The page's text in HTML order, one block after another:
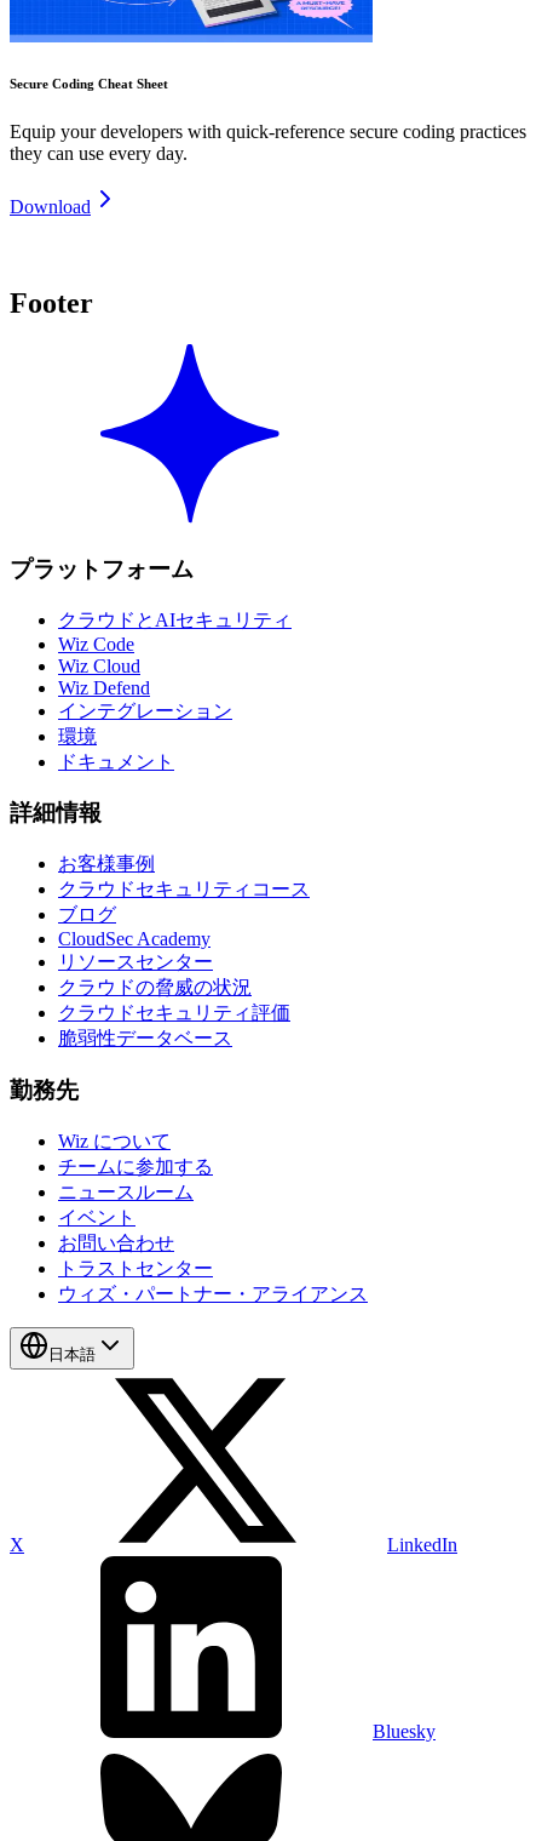
Secure Coding Cheat Sheet
Equip your developers with quick-reference secure coding practices
they can use every day.
Download
Footer
プラットフォーム
クラウドとAIセキュリティ
Wiz Code
Wiz Cloud
Wiz Defend
インテグレーション
環境
ドキュメント
詳細情報
お客様事例
クラウドセキュリティコース
ブログ
CloudSec Academy
リソースセンター
クラウドの脅威の状況
クラウドセキュリティ評価
脆弱性データベース
勤務先
Wiz について
チームに参加する
ニュースルーム
イベント
お問い合わせ
トラストセンター
ウィズ・パートナー・アライアンス
日本語
X LinkedIn
Bluesky